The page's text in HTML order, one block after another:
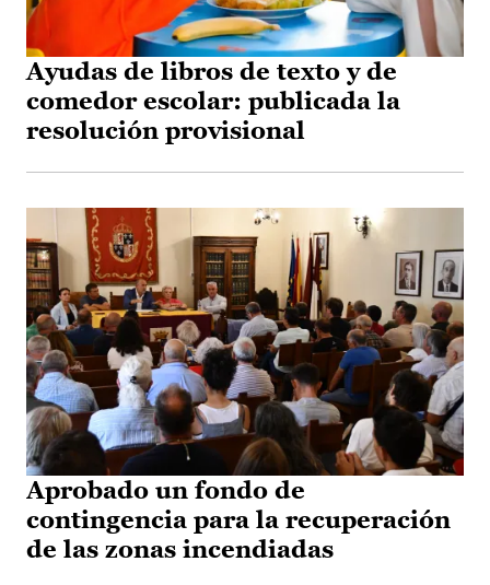
Ayudas de libros de texto y de
comedor escolar: publicada la
resolución provisional
Aprobado un fondo de
contingencia para la recuperación
de las zonas incendiadas